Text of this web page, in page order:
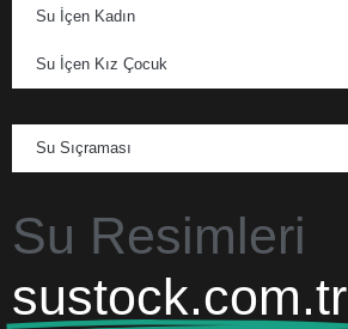
Su İçen Kadın
Su İçen Kız Çocuk
Su Sıçraması
Su Resimleri
sustock.com.tr